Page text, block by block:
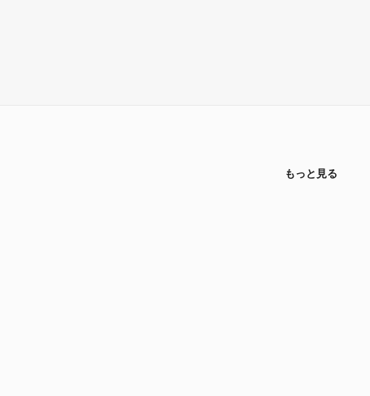
もっと見る